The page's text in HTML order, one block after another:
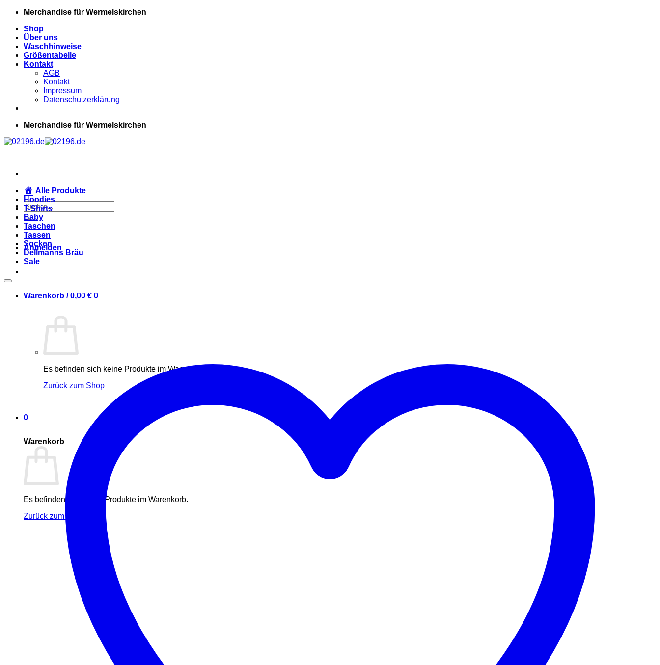
Zum
springen
Merchandise für Wermelskirchen
Shop
Über uns
Waschhinweise
Größentabelle
Kontakt
AGB
Kontakt
Impressum
Datenschutzerklärung
Merchandise für Wermelskirchen
Suchen
nach:
Anmelden
Warenkorb /0,00 € 0
Es befinden sich keine Produkte im Warenkorb.
Zurück zum Shop
0
Warenkorb
Es befinden sich keine Produkte im Warenkorb.
Zurück zum Shop
Alle Produkte
Hoodies
T-Shirts
Baby
Taschen
Tassen
Socken
Dellmanns Bräu
Sale